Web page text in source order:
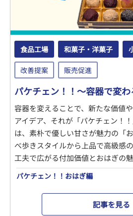
食品工場 和菓子・洋菓子
改善提案 販売促進
パケチェン！！～容器で変
容器を変えることで、新たな価値
アイデア、それが「パケチェン！
は、素朴で優しい甘さが魅力の「
べ歩きスタイルから上品で高級感
工夫で広がる付加価値とおはぎの
パケチェン！！おはぎ編
記事を見る